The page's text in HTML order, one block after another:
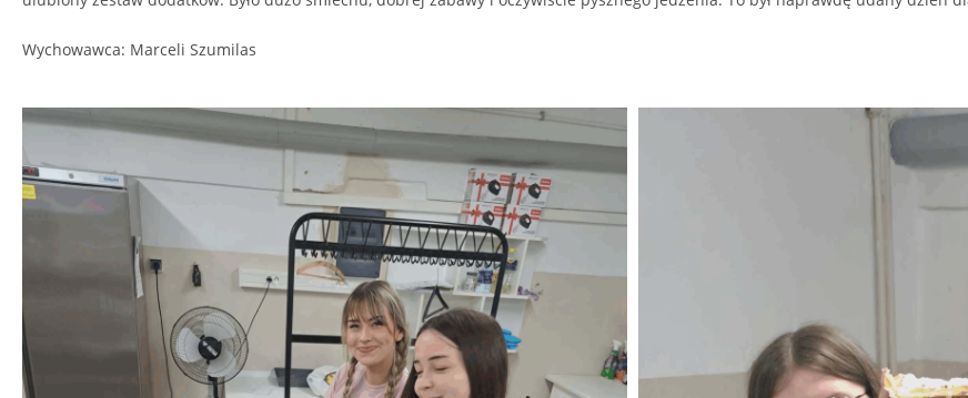
Wychowawca: Marceli Szumilas